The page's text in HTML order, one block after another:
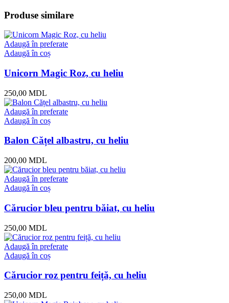
Produse similare
Adaugă în preferate
Adaugă în coș
Unicorn Magic Roz, cu heliu
250,00 MDL
Adaugă în preferate
Adaugă în coș
Balon Cățel albastru, cu heliu
200,00 MDL
Adaugă în preferate
Adaugă în coș
Cărucior bleu pentru băiat, cu heliu
250,00 MDL
Adaugă în preferate
Adaugă în coș
Cărucior roz pentru feiță, cu heliu
250,00 MDL